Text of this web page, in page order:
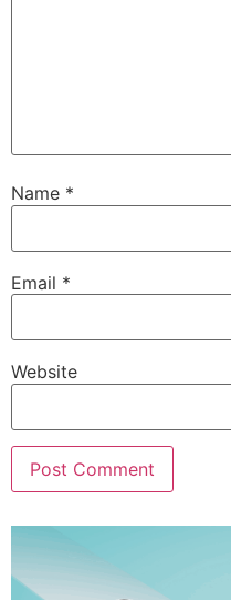
Name *
Email *
Website